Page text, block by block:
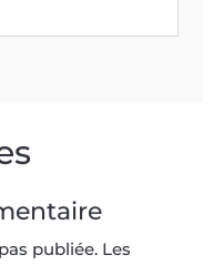
publiée. Les